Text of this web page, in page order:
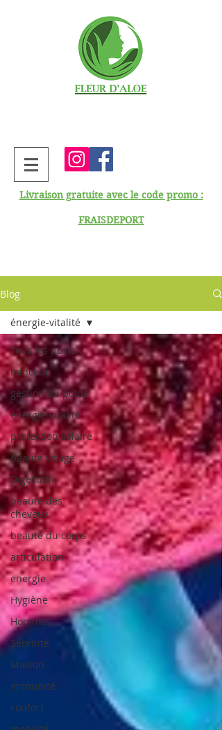
Livraison gratuite avec le code promo :
FRAISDEPORT
Blog
Tous les posts
minceur
gestion du poids
énergie-vitalité
protection solaire
Beauté visage
Digestion
beauté des
cheveux
beauté du corps
articulation
energie
Hygiène
Hommes
Sérénité
Maison
immunité
confort
énergie-vitalité